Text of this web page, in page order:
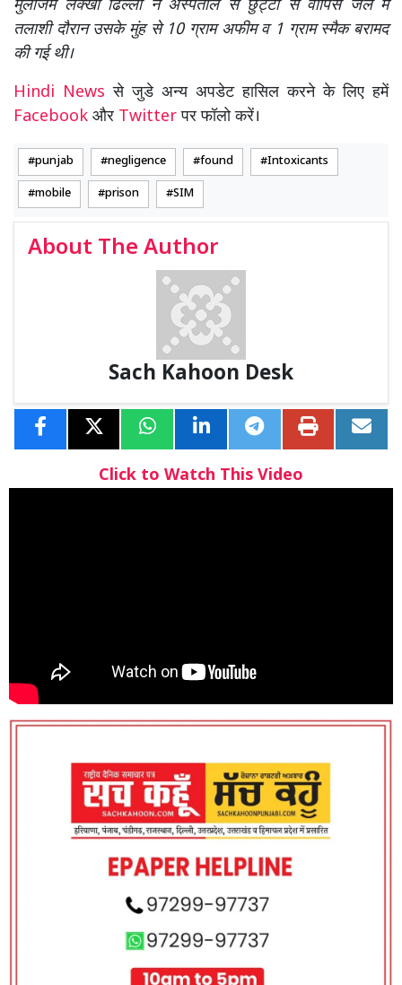
मुलजिम लक्खा ढिल्लों ने अस्पताल से छुट्टी से वापिस जेल में
तलाशी दौरान उसके मुंह से 10 ग्राम अफीम व 1 ग्राम स्मैक बरामद
की गई थी।
Hindi Newsसे जुडे अन्य अपडेट हासिल करने के लिए हमें
Facebook और Twitterपर फॉलो करें।
punjab negligence found Intoxicants
mobile prison SIM
About The Author
Sach Kahoon Desk
Click to Watch This Video